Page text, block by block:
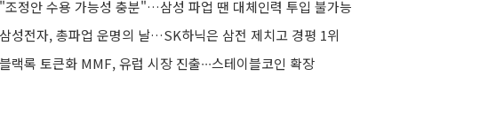
"조정안 수용 가능성 충분"…삼성 파업 땐 대체인력 투입 불가능
삼성전자, 총파업 운명의 날…SK하닉은 삼전 제치고 경평 1위
블랙록 토큰화 MMF, 유럽 시장 진출∙∙∙스테이블코인 확장